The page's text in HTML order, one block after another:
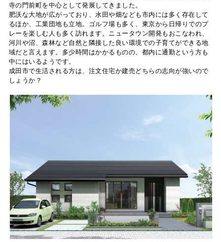
寺の門前町を中心として発展してきました。
肥沃な大地が広がっており、水田や畑なども市内には多く存在して
るほか、工業団地も立地。ゴルフ場も多く、東京から日帰りでのプ
レーを楽しむ人も多く訪れます。ニュータウン開発もおこなわれ、
河川や沼、森林など自然と隣接した良い環境での子育てができる地
域だと言えます。多少時間はかかるものの、都内に通勤という方も
中にはいるようです。
成田市で生活される方は、注文住宅か建売どちらの志向が強いので
しょうか？